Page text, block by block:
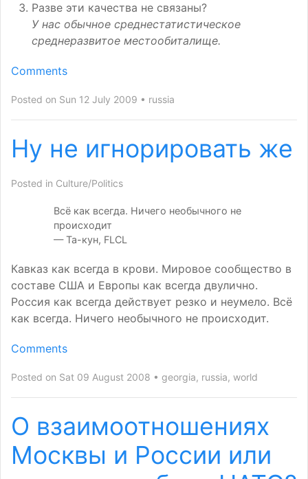
Разве эти качества не связаны?
У нас обычное среднестатистическое
среднеразвитое местообиталище.
Comments
Posted on Sun 12 July 2009 russia
Ну не игнорировать же
Posted in Culture/Politics
Всё как всегда. Ничего необычного не
происходит
— Та-кун, FLCL
Кавказ как всегда в крови. Мировое сообщество в
составе США и Европы как всегда двулично.
Россия как всегда действует резко и неумело. Всё
как всегда. Ничего необычного не происходит.
Comments
Posted on Sat 09 August 2008 georgia, russia, world
О взаимоотношениях
Москвы и России или